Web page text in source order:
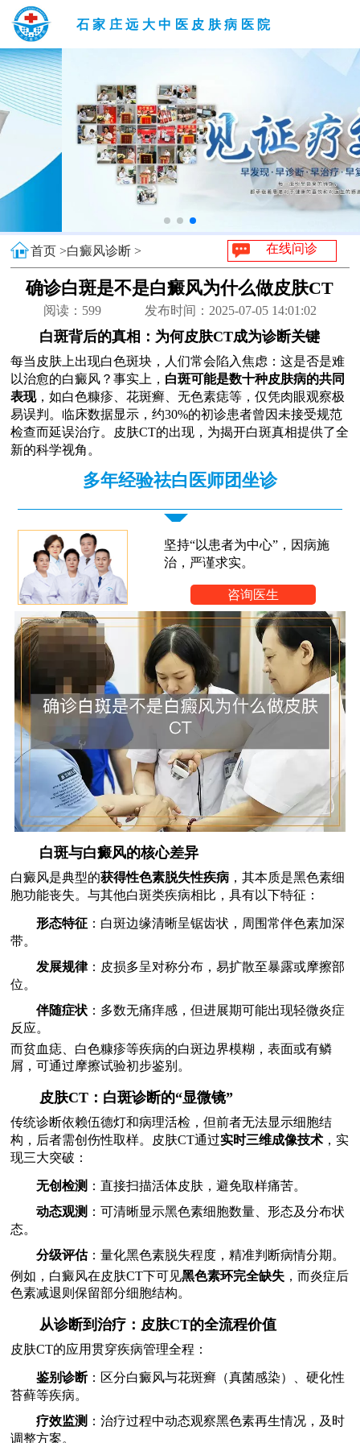
石家庄远大中医皮肤病医院
首页 >白癜风诊断 > 在线问诊
确诊白斑是不是白癜风为什么做皮肤CT
阅读： 599 发布时间：2025-07-05 14:01:02
白斑背后的真相：为何皮肤CT成为诊断关键
每当皮肤上出现白色斑块，人们常会陷入焦虑：这是否是难
以治愈的白癜风？事实上， 白斑可能是数十种皮肤病的共同
表现，如白色糠疹、花斑癣、无色素痣等，仅凭肉眼观察极
易误判。临床数据显示，约30%的初诊患者曾因未接受规范
检查而延误治疗。皮肤CT的出现，为揭开白斑真相提供了全
新的科学视角。
多年经验祛白医师团坐诊
坚持“以患者为中心”，因病施
治，严谨求实。
咨询医生
白斑与白癜风的核心差异
白癜风是典型的获得性色素脱失性疾病 ，其本质是黑色素细
胞功能丧失。与其他白斑类疾病相比，具有以下特征：
形态特征 ：白斑边缘清晰呈锯齿状，周围常伴色素加深
带。
发展规律：皮损多呈对称分布，易扩散至暴露或摩擦部
位。
伴随症状 ：多数无痛痒感，但进展期可能出现轻微炎症
反应。
而贫血痣、白色糠疹等疾病的白斑边界模糊，表面或有鳞
屑，可通过摩擦试验初步鉴别。
皮肤CT：白斑诊断的“显微镜”
传统诊断依赖伍德灯和病理活检，但前者无法显示细胞结
构，后者需创伤性取样。皮肤CT通过实时三维成像技术 ，实
现三大突破：
无创检测 ：直接扫描活体皮肤，避免取样痛苦。
动态观测 ：可清晰显示黑色素细胞数量、形态及分布状
态。
分级评估：量化黑色素脱失程度，精准判断病情分期。
例如，白癜风在皮肤CT下可见黑色素环完全缺失 ，而炎症后
色素减退则保留部分细胞结构。
从诊断到治疗：皮肤CT的全流程价值
皮肤CT的应用贯穿疾病管理全程：
鉴别诊断：区分白癜风与花斑癣（真菌感染）、硬化性
苔藓等疾病。
疗效监测 ：治疗过程中动态观察黑色素再生情况，及时
调整方案。